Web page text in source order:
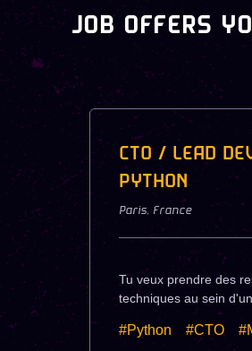
JOB OFFERS
CTO / LEAD
PYTHON
Paris, France
Tu veux prendre des
techniques au sein
#Python #CTO